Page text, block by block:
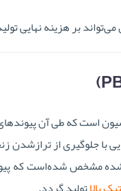
می‌تواند بر هزینه نهایی
است که طی آن
با جلوگیری از ترازشدن
شده مشخص شده‌است که